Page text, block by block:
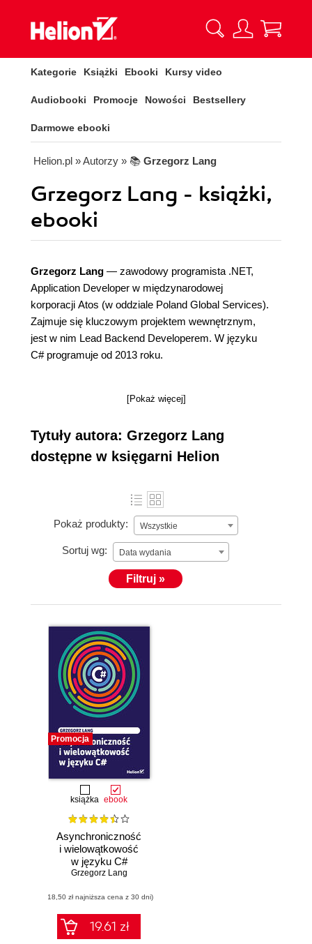
Kategorie Książki Ebooki Kursy video
Audiobooki Promocje Nowości Bestsellery
Darmowe ebooki
Helion.pl » Autorzy » 📚 Grzegorz Lang
Grzegorz Lang - książki,
ebooki
Grzegorz Lang ― zawodowy programista .NET,
Application Developer w międzynarodowej
korporacji Atos (w oddziale Poland Global Services).
Zajmuje się kluczowym projektem wewnętrznym,
jest w nim Lead Backend Developerem. W języku
C# programuje od 2013 roku.
[Pokaż więcej]
Tytuły autora: Grzegorz Lang
dostępne w księgarni Helion
Pokaż produkty: Wszystkie
Sortuj wg: Data wydania
Filtruj »
Promocja
książka ebook
Asynchroniczność
i wielowątkowość
w języku C#
Grzegorz Lang
(18,50 zł najniższa cena z 30 dni)
19.61 zł